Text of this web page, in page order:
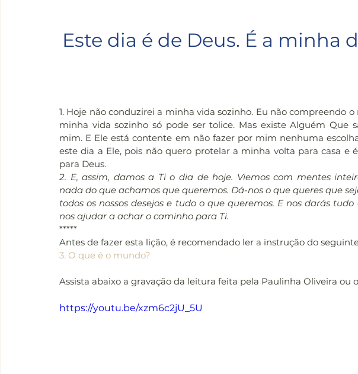
Este dia é de Deus. É a minha
1. Hoje não conduzirei a minha vida sozinho. Eu não compreendo
minha vida sozinho só pode ser tolice. Mas existe Alguém Que
mim. E Ele está contente em não fazer por mim nenhuma
este dia a Ele, pois não quero protelar a minha volta para casa e
para Deus.
2. E, assim, damos a Ti o dia de hoje. Viemos com mentes
nada do que achamos que queremos. Dá-nos o que queres que
todos os nossos desejos e tudo o que queremos. E nos darás
nos ajudar a achar o caminho para Ti.
*****
Antes de fazer esta lição, é recomendado ler a instrução do
3. O que é o mundo?
Assista abaixo a gravação da leitura feita pela Paulinha Oliveira ou
https://youtu.be/xzm6c2jU_5U